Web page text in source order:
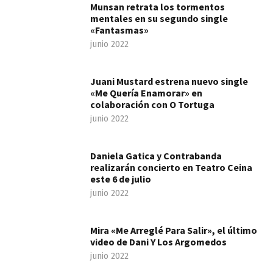
Munsan retrata los tormentos
mentales en su segundo single
«Fantasmas»
junio 2022
Juani Mustard estrena nuevo single
«Me Quería Enamorar» en
colaboración con O Tortuga
junio 2022
Daniela Gatica y Contrabanda
realizarán concierto en Teatro Ceina
este 6 de julio
junio 2022
Mira «Me Arreglé Para Salir», el último
video de Dani Y Los Argomedos
junio 2022